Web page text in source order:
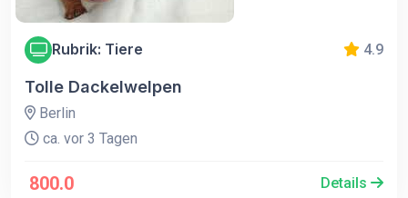
Rubrik: Tiere 4.9
Tolle Dackelwelpen
Berlin
ca. vor 3 Tagen
800.0 Details